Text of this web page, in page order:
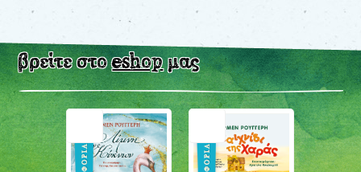
βρείτε στοeshopμας